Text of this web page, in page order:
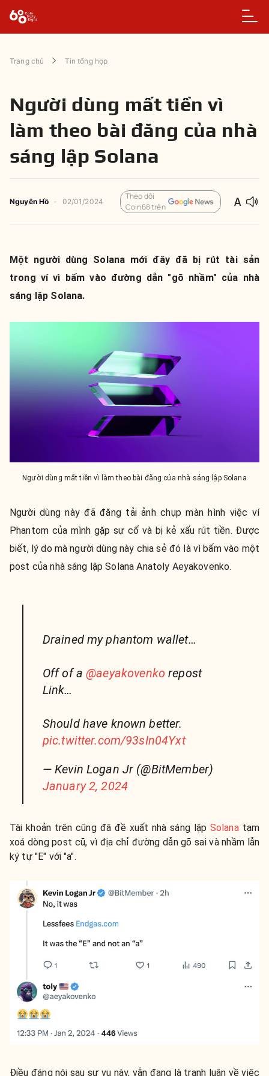
Trang chủ Tin tổng hợp
Người dùng mất tiền vì
làm theo bài đăng của nhà
sáng lập Solana
Nguyên Hồ - 02/01/2024
Theo dõi
Coin68 trên
Một người dùng Solana mới đây đã bị rút tài sản
trong ví vì bấm vào đường dẫn "gõ nhầm" của nhà
sáng lập Solana.
Người dùng mất tiền vì làm theo bài đăng của nhà sáng lập Solana
Người dùng này đã đăng tải ảnh chụp màn hình việc ví
Phantom của mình gặp sự cố và bị kẻ xấu rút tiền. Được
biết, lý do mà người dùng này chia sẻ đó là vì bấm vào một
post của nhà sáng lập Solana Anatoly Aeyakovenko.
Drained my phantom wallet…
Off of a@aeyakovenko repost
Link…
Should have known better.
pic.twitter.com/93sIn04Yxt
— Kevin Logan Jr (@BitMember)
January 2, 2024
Tài khoản trên cũng đã đề xuất nhà sáng lập Solanatạm
xoá dòng post cũ, vì địa chỉ đường dẫn gõ sai và nhầm lẫn
ký tự "E" với "a".
Điều đáng nói sau sự vụ này, vẫn đang là tranh luận về việc